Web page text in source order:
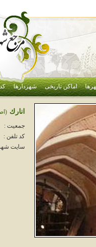
اماکن تاریخی شهردارها
انارك
جمعیت :
کد تلفن :
سایت